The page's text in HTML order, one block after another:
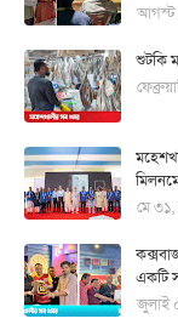
আগস্ট
শুটকি
মে
একটি
জুলাই